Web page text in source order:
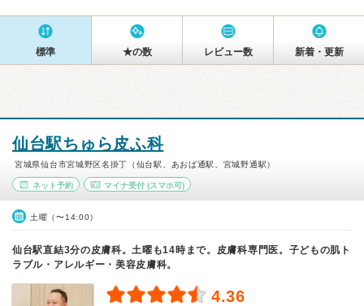
標準 ★の数 レビュー数 新着・更新
仙台駅ちゅら皮ふ科
宮城県仙台市宮城野区名掛丁（仙台駅、あおば通駅、宮城野通駅）
ネット予約 マイナ受付(スマホ可)
土曜（〜14:00）
仙台駅直結3分の皮膚科。土曜も14時まで。皮膚科専門医。子どもの肌ト
ラブル・アレルギー・美容皮膚科。
4.36